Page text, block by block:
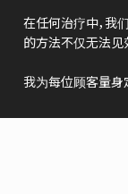
在任何治疗中，我
的方法不仅无法见
我为每位顾客量身